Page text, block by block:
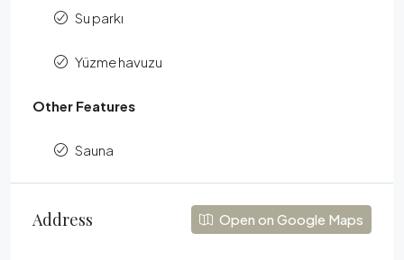
Su parkı
Yüzme havuzu
Other Features
Sauna
Address Open on Google Maps